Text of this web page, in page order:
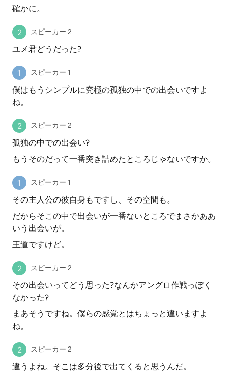
確かに。
スピーカー 2
ユメ君どうだった?
スピーカー 1
僕はもうシンプルに究極の孤独の中での出会いですよ
ね。
スピーカー 2
孤独の中での出会い?
もうそのだって一番突き詰めたところじゃないですか。
スピーカー 1
その主人公の彼自身もですし、その空間も。
だからそこの中で出会いが一番ないところでまさかああ
いう出会いが。
王道ですけど。
スピーカー 2
その出会いってどう思った?なんかアングロ作戦っぽく
なかった?
まあそうですね。僕らの感覚とはちょっと違いますよ
ね。
スピーカー 2
違うよね。そこは多分後で出てくると思うんだ。